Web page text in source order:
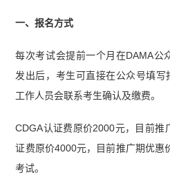
一、报名方式
每次考试会提前一个月在DAMA公
发出后，考生可直接在公众号填
工作人员会联系考生确认及缴费。
CDGA认证费原价2000元，目前推
证费原价4000元，目前推广期优惠
考试。